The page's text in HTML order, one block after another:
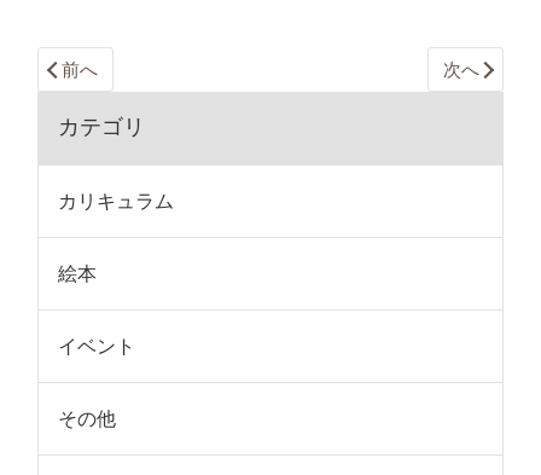
前へ 次へ
カテゴリ
カリキュラム
絵本
イベント
その他